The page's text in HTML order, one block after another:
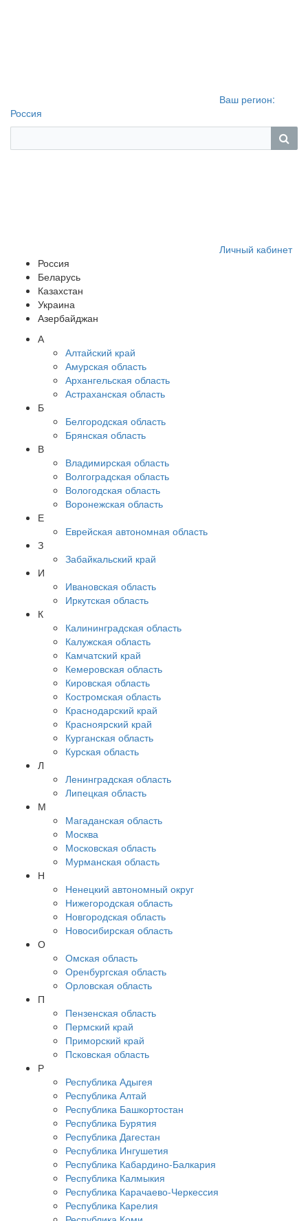
Ваш регион:
Россия
Личный кабинет
Россия
Беларусь
Казахстан
Украина
Азербайджан
А
Алтайский край
Амурская область
Архангельская область
Астраханская область
Б
Белгородская область
Брянская область
В
Владимирская область
Волгоградская область
Вологодская область
Воронежская область
Е
Еврейская автономная область
З
Забайкальский край
И
Ивановская область
Иркутская область
К
Калининградская область
Калужская область
Камчатский край
Кемеровская область
Кировская область
Костромская область
Краснодарский край
Красноярский край
Курганская область
Курская область
Л
Ленинградская область
Липецкая область
М
Магаданская область
Москва
Московская область
Мурманская область
Н
Ненецкий автономный округ
Нижегородская область
Новгородская область
Новосибирская область
О
Омская область
Оренбургская область
Орловская область
П
Пензенская область
Пермский край
Приморский край
Псковская область
Р
Республика Адыгея
Республика Алтай
Республика Башкортостан
Республика Бурятия
Республика Дагестан
Республика Ингушетия
Республика Кабардино-Балкария
Республика Калмыкия
Республика Карачаево-Черкессия
Республика Карелия